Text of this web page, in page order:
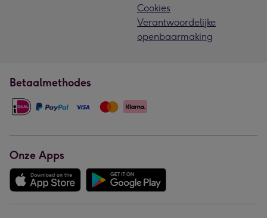
Cookies
Verantwoordelijke
openbaarmaking
Betaalmethodes
Onze Apps